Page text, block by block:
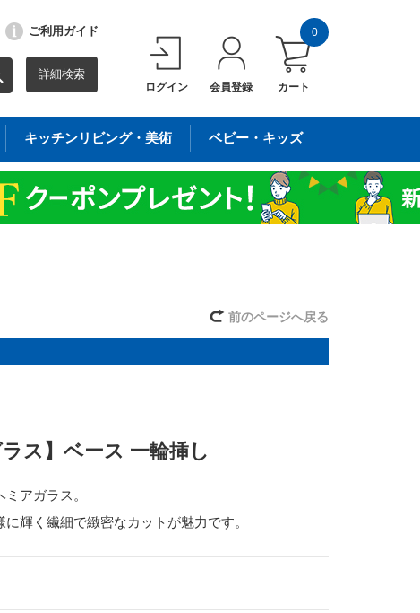
詳細検索
ご利用ガイド
ログイン 会員登録 カート
0
キッチンリビング・美術 ベビー・キッズ
前のページへ戻る
ス】ベース 一輪挿し
アガラス。
輝く繊細で緻密なカットが魅力です。